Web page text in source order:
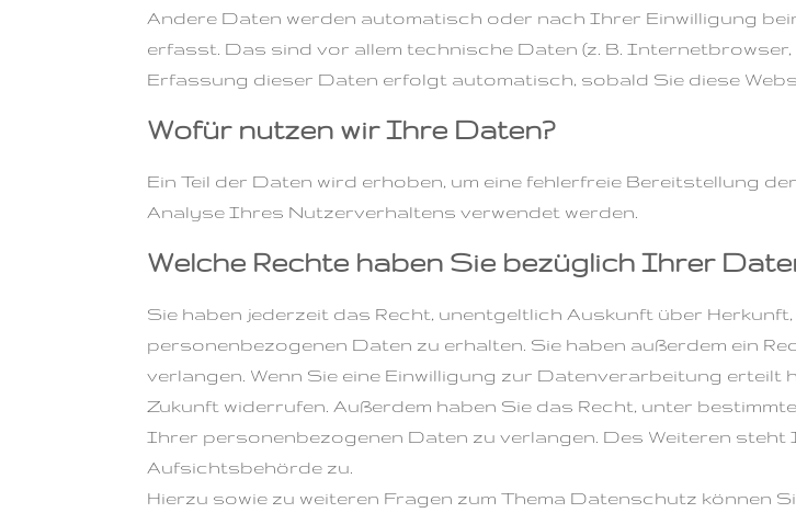
Andere Daten werden automatisch oder nach Ihrer Einwilligung
erfasst. Das sind vor allem technische Daten (z. B.
Erfassung dieser Daten erfolgt automatisch, sobald Sie diese
Wofür nutzen wir Ihre Daten?
Ein Teil der Daten wird erhoben, um eine fehlerfreie Bereitstellung
Analyse Ihres Nutzerverhaltens verwendet werden.
Welche Rechte haben Sie bezüglich Ihrer
Sie haben jederzeit das Recht, unentgeltlich Auskunft über
personenbezogenen Daten zu erhalten. Sie haben außerdem ein
verlangen. Wenn Sie eine Einwilligung zur Datenverarbeitung erteilt
Zukunft widerrufen. Außerdem haben Sie das Recht, unter
Ihrer personenbezogenen Daten zu verlangen. Des Weiteren
Aufsichtsbehörde zu.
Hierzu sowie zu weiteren Fragen zum Thema Datenschutz können